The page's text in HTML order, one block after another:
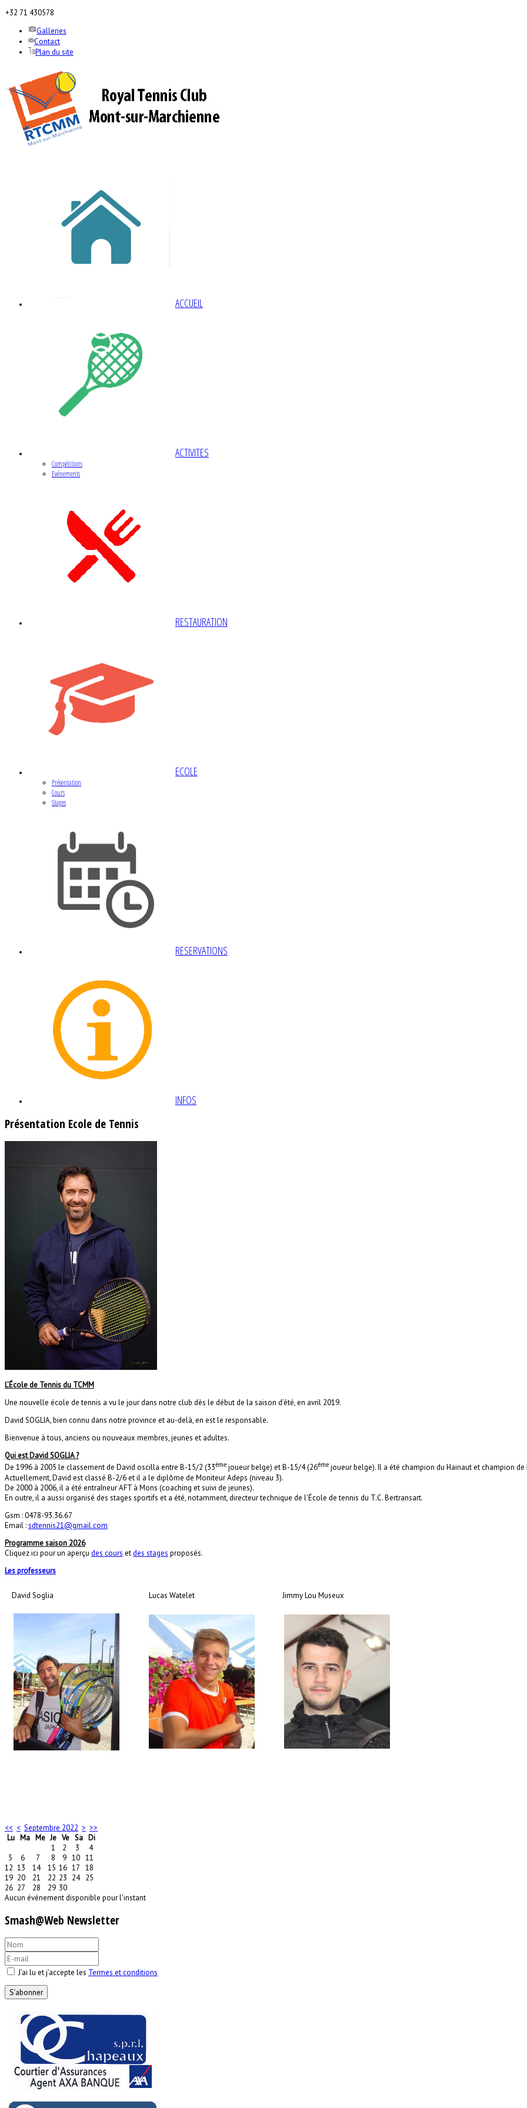
+32 71 430578
Galleries
Contact
Plan du site
ACCUEIL
ACTIVITES
Compétitions
Evénements
RESTAURATION
ECOLE
Présentation
Cours
Stages
RESERVATIONS
INFOS
Présentation Ecole de Tennis
L’École de Tennis du TCMM
Une nouvelle école de tennis a vu le jour dans notre club dès le début de la saison d’été, en avril 2019.
David SOGLIA, bien connu dans notre province et au-delà, en est le responsable.
Bienvenue à tous, anciens ou nouveaux membres, jeunes et adultes.
Qui est David SOGLIA ?
De 1996 à 2005 le classement de David oscilla entre B-15/2 (33ème joueur belge) et B-15/4 (26ème joueur belge). Il a été champion du Hainaut et champion
Actuellement, David est classé B-2/6 et il a le diplôme de Moniteur Adeps (niveau 3).
De 2000 à 2006, il a été entraîneur AFT à Mons (coaching et suivi de jeunes).
En outre, il a aussi organisé des stages sportifs et a été, notamment, directeur technique de l’École de tennis du T.C. Bertransart.
Gsm : 0478-93.36.67
Email :sdtennis21@gmail.com
Programme saison 2026
Cliquez ici pour un aperçu des cours etdes stages proposés.
Les professeurs
David Soglia Lucas Watelet Jimmy Lou Museux
<< < Septembre 2022 > >>
Lu Ma Me Je Ve Sa Di
1
2 3
4
5
6 7 8 9 10 11
12 13 14 15 16 17 18
19 20 21 22 23 24 25
26 27 28 29 30
Aucun événement disponible pour l'instant
Smash@Web Newsletter
J’ai lu et j’accepte les Termes et conditions